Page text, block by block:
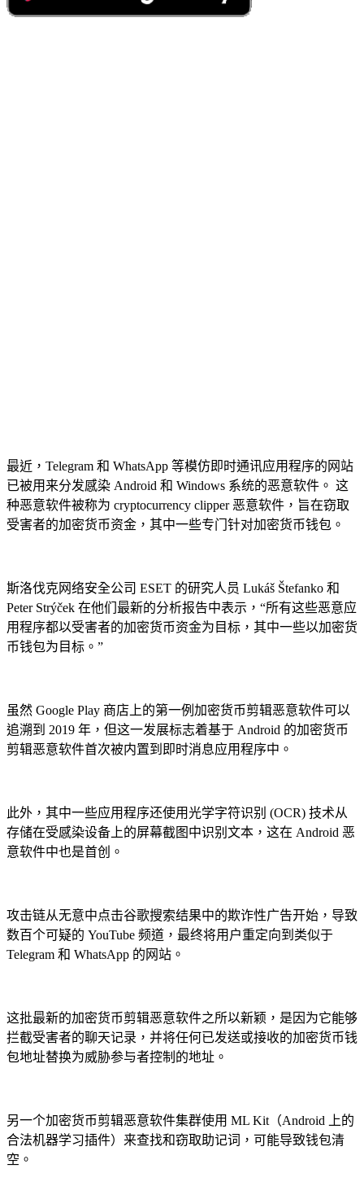
最近，Telegram 和 WhatsApp 等模仿即时通讯应用程序的网站
已被用来分发感染 Android 和 Windows 系统的恶意软件。 这
种恶意软件被称为 cryptocurrency clipper 恶意软件，旨在窃取
受害者的加密货币资金，其中一些专门针对加密货币钱包。
斯洛伐克网络安全公司 ESET 的研究人员 Lukáš Štefanko 和
Peter Strýček 在他们最新的分析报告中表示，“所有这些恶意应
用程序都以受害者的加密货币资金为目标，其中一些以加密货
币钱包为目标。”
虽然 Google Play 商店上的第一例加密货币剪辑恶意软件可以
追溯到 2019 年，但这一发展标志着基于 Android 的加密货币
剪辑恶意软件首次被内置到即时消息应用程序中。
此外，其中一些应用程序还使用光学字符识别 (OCR) 技术从
存储在受感染设备上的屏幕截图中识别文本，这在 Android 恶
意软件中也是首创。
攻击链从无意中点击谷歌搜索结果中的欺诈性广告开始，导致
数百个可疑的 YouTube 频道，最终将用户重定向到类似于
Telegram 和 WhatsApp 的网站。
这批最新的加密货币剪辑恶意软件之所以新颖，是因为它能够
拦截受害者的聊天记录，并将任何已发送或接收的加密货币钱
包地址替换为威胁参与者控制的地址。
另一个加密货币剪辑恶意软件集群使用 ML Kit（Android 上的
合法机器学习插件）来查找和窃取助记词，可能导致钱包清
空。